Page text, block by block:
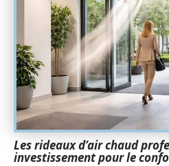
Les rideaux d’air chaud
investissement pour le